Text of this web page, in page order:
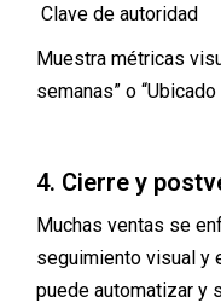
Clave de autoridad
Muestra métricas
semanas” o
4. Cierre y
Muchas ventas se
seguimiento visual y
puede automatizar y